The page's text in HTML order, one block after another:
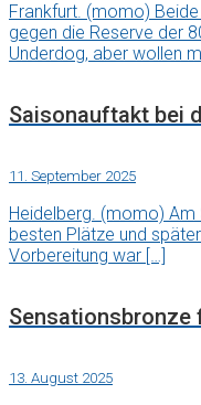
Frankfurt. (momo)
gegen die Reserve der
Underdog, aber wollen
Saisonauftakt bei
11. September 2025
Heidelberg. (momo) Am
besten Plätze und
Vorbereitung war […]
Sensationsbronze
13. August 2025